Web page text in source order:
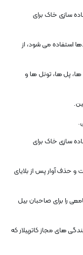
سازی خاک برای
استفاده می شود، از
پل ها، تونل ها و
سازی خاک برای
حذف آوار پس از بلایای
را برای صاحبان بیل
های مجاز کاترپیلار که